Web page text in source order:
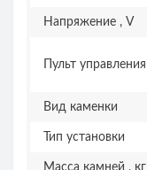
Напряжение , V
Пульт управления
Вид каменки
Тип установки
Масса камней , кг